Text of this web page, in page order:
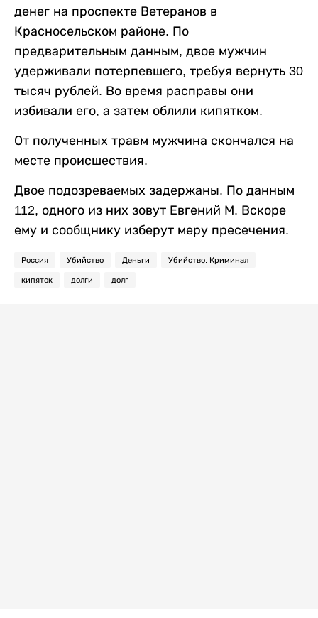
денег на проспекте Ветеранов в
Красносельском районе. По
предварительным данным, двое мужчин
удерживали потерпевшего, требуя вернуть 30
тысяч рублей. Во время расправы они
избивали его, а затем облили кипятком.
От полученных травм мужчина скончался на
месте происшествия.
Двое подозреваемых задержаны. По данным
112, одного из них зовут Евгений М. Вскоре
ему и сообщнику изберут меру пресечения.
Россия Убийство Деньги Убийство. Криминал
кипяток долги долг